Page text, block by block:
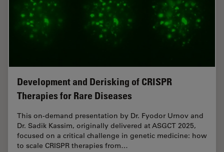
Development and Derisking of CRISPR
Therapies for Rare Diseases
This on-demand presentation by Dr. Fyodor Urnov and
Dr. Sadik Kassim, originally delivered at ASGCT 2025,
focused on a critical challenge in genetic medicine: how
to scale CRISPR therapies from…